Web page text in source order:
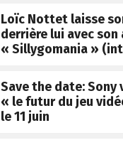
Loïc Nottet laisse
derrière lui avec son
« Sillygomania »
Save the date: Sony
« le futur du jeu
le 11 juin